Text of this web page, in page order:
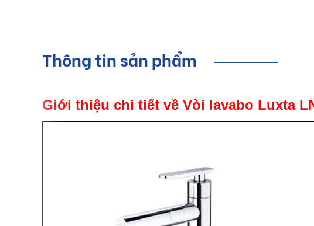
Thông tin sản phẩm
Giới thiệu chi tiết về Vòi lavabo Luxta